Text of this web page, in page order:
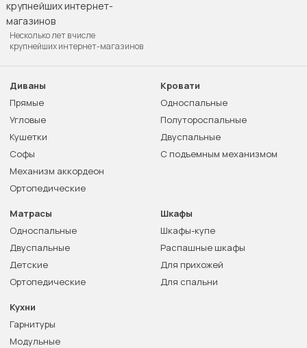
Несколько лет в числе
крупнейших интернет-магазинов
Диваны
Прямые
Угловые
Кушетки
Софы
Механизм аккордеон
Ортопедические
Кровати
Односпальные
Полутороспальные
Двуспальные
С подъемным механизмом
Матрасы
Односпальные
Двуспальные
Детские
Ортопедические
Шкафы
Шкафы-купе
Распашные шкафы
Для прихожей
Для спальни
Кухни
Гарнитуры
Модульные